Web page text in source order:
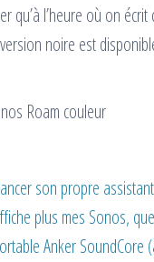
qu’à l’heure où on
noire est
Roam couleur
son propre
plus mes Sonos,
Anker SoundCore